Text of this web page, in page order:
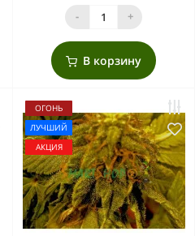
- +
В корзину
ОГОНЬ
ЛУЧШИЙ
АКЦИЯ